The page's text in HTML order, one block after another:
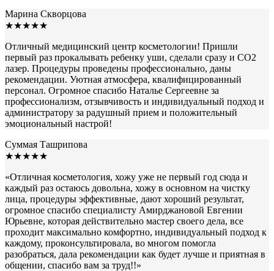
Марина Скворцова
★★★★★
Отличный медицинский центр косметологии! Пришли
первый раз прокалывать ребенку уши, сделали сразу и СО2
лазер. Процедуры проведены профессионально, даны
рекомендации. Уютная атмосфера, квалифицированный
персонал. Огромное спасибо Наталье Сергеевне за
профессионализм, отзывчивость и индивидуальный подход и
администратору за радушный прием и положительный
эмоциональный настрой!
Суммая Ташрипова
★★★★★
«Отличная косметология, хожу уже не первый год сюда и
каждый раз остаюсь довольна, хожу в основном на чистку
лица, процедуры эффективные, дают хороший результат,
огромное спасибо специалисту Амирджановой Евгении
Юрьевне, которая действительно мастер своего дела, все
проходит максимально комфортно, индивидуальный подход к
каждому, проконсультировала, во многом помогла
разобраться, дала рекомендации как будет лучше и приятная в
общении, спасибо вам за труд!!»